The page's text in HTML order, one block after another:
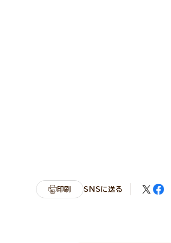
印刷 SNSに送る